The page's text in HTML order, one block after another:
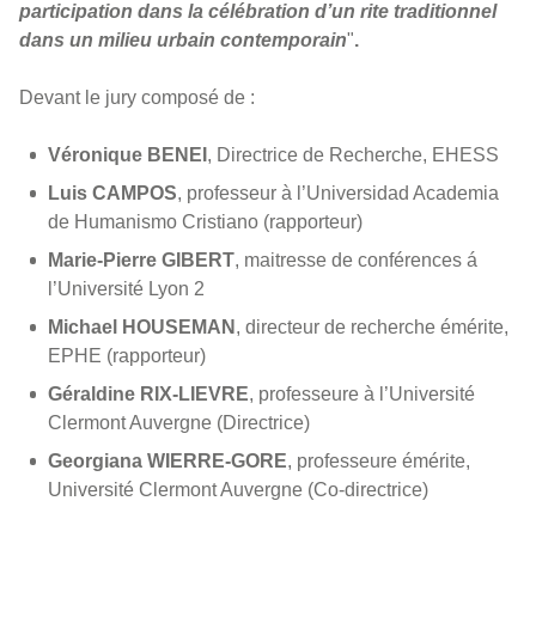
participation dans la célébration d’un rite traditionnel
dans un milieu urbain contemporain".
Devant le jury composé de :
Véronique BENEI , Directrice de Recherche, EHESS
Luis CAMPOS, professeur à l’Universidad Academia
de Humanismo Cristiano (rapporteur)
Marie-Pierre GIBERT, maitresse de conférences á
l’Université Lyon 2
Michael HOUSEMAN , directeur de recherche émérite,
EPHE (rapporteur)
Géraldine RIX-LIEVRE, professeure à l’Université
Clermont Auvergne (Directrice)
Georgiana WIERRE-GORE, professeure émérite,
Université Clermont Auvergne (Co-directrice)